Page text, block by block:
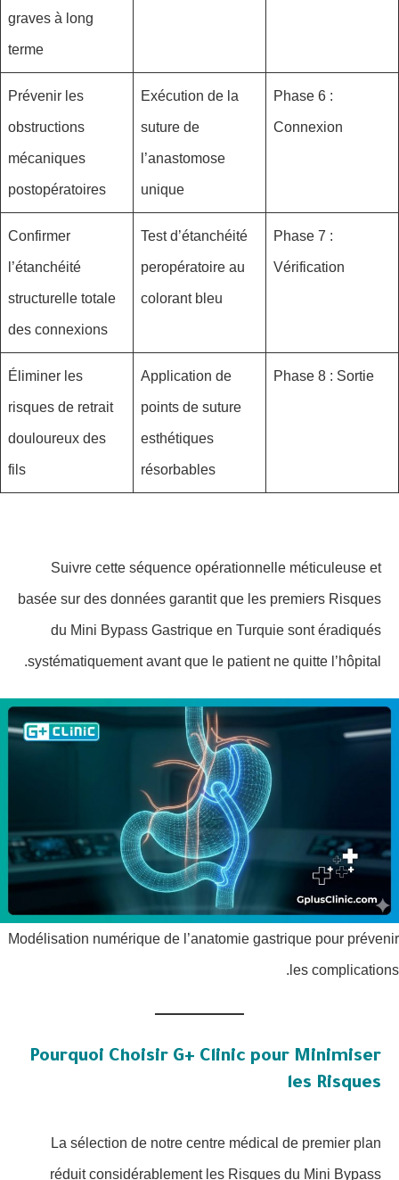
graves à long
terme
Phase 6 :
Connexion
Exécution de la
suture de
l’anastomose
unique
Prévenir les
obstructions
mécaniques
postopératoires
Phase 7 :
Vérification
Test d’étanchéité
peropératoire au
colorant bleu
Confirmer
l’étanchéité
structurelle totale
des connexions
Phase 8 : Sortie
Application de
points de suture
esthétiques
résorbables
Éliminer les
risques de retrait
douloureux des
fils
Suivre cette séquence opérationnelle méticuleuse et
basée sur des données garantit que les premiers Risques
du Mini Bypass Gastrique en Turquie sont éradiqués
systématiquement avant que le patient ne quitte l’hôpital.
Modélisation numérique de l’anatomie gastrique pour prévenir
les complications.
Pourquoi Choisir G+ Clinic pour Minimiser
les Risques
La sélection de notre centre médical de premier plan
réduit considérablement les Risques du Mini Bypass